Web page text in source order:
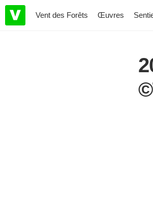
Vent des Forêts Œuvres